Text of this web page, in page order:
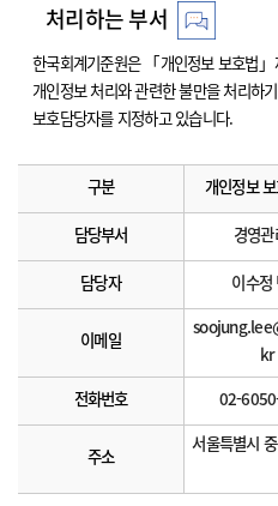
처리하는 부서
한국회계기준원은 「개인정보 보호법
개인정보 처리와 관련한 불만을 처리하
보호담당자를 지정하고 있습니다.
구분 개인정보
담당부서 경영관
담당자 이수정
이메일
kr
전화번호 02-
주소
서울특별시